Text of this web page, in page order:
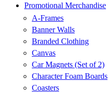
Promotional Merchandise
A-Frames
Banner Walls
Branded Clothing
Canvas
Car Magnets (Set of 2)
Character Foam Boards
Coasters